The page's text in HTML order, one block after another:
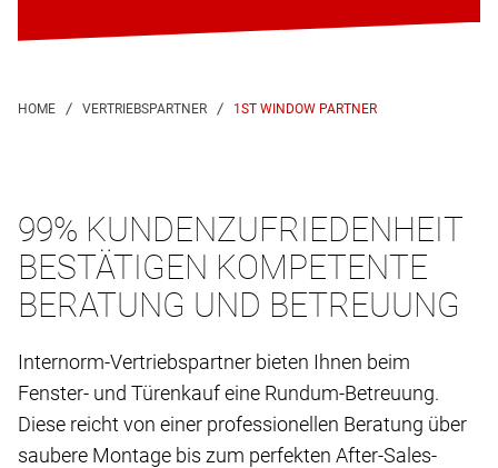
1ST WINDOW PARTNER
99% KUNDENZUFRIEDENHEIT
BESTÄTIGEN KOMPETENTE
BERATUNG UND BETREUUNG
Internorm-Vertriebspartner bieten Ihnen beim
Fenster- und Türenkauf eine Rundum-Betreuung.
Diese reicht von einer professionellen Beratung über
saubere Montage bis zum perfekten After-Sales-